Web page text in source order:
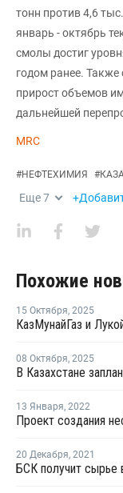
тонн против 4,6
январь - октябрь
смолы достиг
годом ранее. Также
прирост объемов
дальнейшей
MRC
#НЕФТЕХИМИЯ #
Еще7
Похожие
15 Октября, 2025
08 Октября, 2025
13 Января, 2022
20 Декабря, 2021